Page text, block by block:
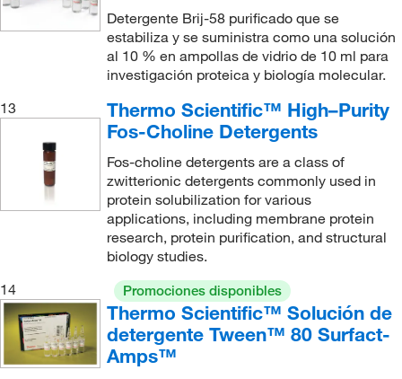
Detergente Brij-58 purificado que se
estabiliza y se suministra como una solución
al 10 % en ampollas de vidrio de 10 ml para
investigación proteica y biología molecular.
13
Thermo Scientific™ High–Purity
Fos-Choline Detergents
Fos-choline detergents are a class of
zwitterionic detergents commonly used in
protein solubilization for various
applications, including membrane protein
research, protein purification, and structural
biology studies.
14
Promociones disponibles
Thermo Scientific™ Solución de
detergente Tween™ 80 Surfact-
Amps™